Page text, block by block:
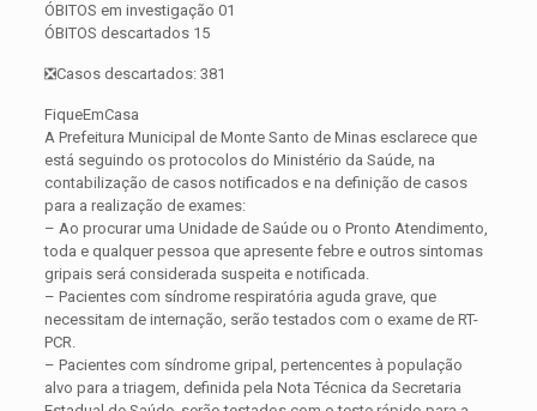
ÓBITOS em investigação 01
ÓBITOS descartados 15
❎Casos descartados: 381
FiqueEmCasa
A Prefeitura Municipal de Monte Santo de Minas esclarece que
está seguindo os protocolos do Ministério da Saúde, na
contabilização de casos notificados e na definição de casos
para a realização de exames:
– Ao procurar uma Unidade de Saúde ou o Pronto Atendimento,
toda e qualquer pessoa que apresente febre e outros sintomas
gripais será considerada suspeita e notificada.
– Pacientes com síndrome respiratória aguda grave, que
necessitam de internação, serão testados com o exame de RT-
PCR.
– Pacientes com síndrome gripal, pertencentes à população
alvo para a triagem, definida pela Nota Técnica da Secretaria